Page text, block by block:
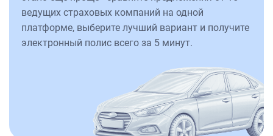
ведущих страховых компаний на одной
платформе, выберите лучший вариант и получите
электронный полис всего за 5 минут.